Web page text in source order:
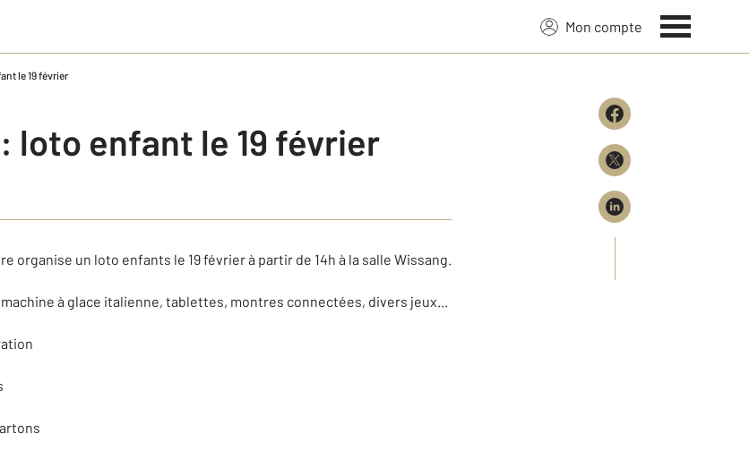
Mon compte
le 19 février
loto enfant le 19 février
organise un loto enfants le 19 février à partir de 14h à la salle Wissang.
à glace italienne, tablettes, montres connectées, divers jeux...